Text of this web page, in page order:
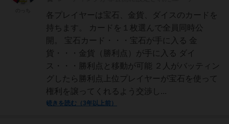
各プレイヤーは宝石、金貨、ダイスのカードを
持ちます。 カードを１枚選んで全員同時公
開。 宝石カード・・・宝石が手に入る 金
貨・・・金貨（勝利点）が手に入る ダイ
ス・・・勝利点と移動が可能 ２人がバッティン
グしたら勝利点上位プレイヤーが宝石を使って
権利を譲ってくれるよう交渉し...
続きを読む（3年以上前）